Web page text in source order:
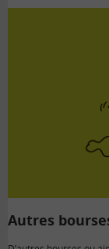
Autres